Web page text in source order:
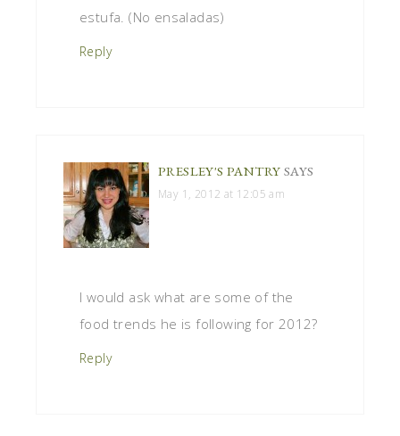
estufa. (No ensaladas)
Reply
PRESLEY'S PANTRY SAYS
May 1, 2012 at 12:05 am
I would ask what are some of the
food trends he is following for 2012?
Reply